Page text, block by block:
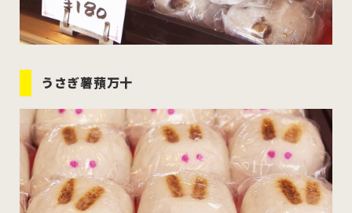
うさぎ薯蕷万十